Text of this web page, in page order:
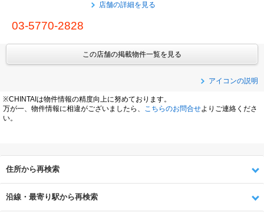
店舗の詳細を見る
03-5770-2828
この店舗の掲載物件一覧を見る
アイコンの説明
※CHINTAIは物件情報の精度向上に努めております。
万が一、物件情報に相違がございましたら、
こちらのお問合せよりご連絡くださ
い。
住所から再検索
沿線・最寄り駅から再検索